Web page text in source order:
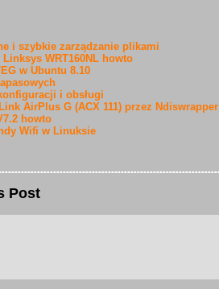
i szybkie zarządzanie plikami
Linksys WRT160NL howto
w Ubuntu 8.10
i obsługi
AirPlus G (ACX 111) przez Ndiswrapper
howto
Wifi w Linuksie
Post